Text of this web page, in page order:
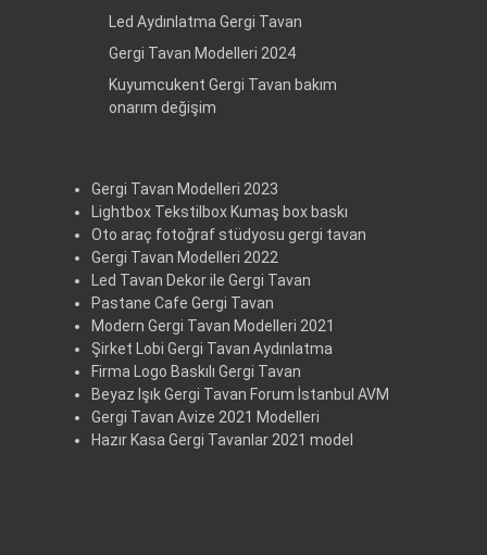
Led Aydınlatma Gergi Tavan
Gergi Tavan Modelleri 2024
Kuyumcukent Gergi Tavan bakım
onarım değişim
Gergi Tavan Modelleri 2023
Lightbox Tekstilbox Kumaş box baskı
Oto araç fotoğraf stüdyosu gergi tavan
Gergi Tavan Modelleri 2022
Led Tavan Dekor ile Gergi Tavan
Pastane Cafe Gergi Tavan
Modern Gergi Tavan Modelleri 2021
Şirket Lobi Gergi Tavan Aydınlatma
Firma Logo Baskılı Gergi Tavan
Beyaz Işık Gergi Tavan Forum İstanbul AVM
Gergi Tavan Avize 2021 Modelleri
Hazır Kasa Gergi Tavanlar 2021 model